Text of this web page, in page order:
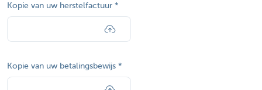
Kopie van uw herstelfactuur
Kopie van uw betalingsbewijs